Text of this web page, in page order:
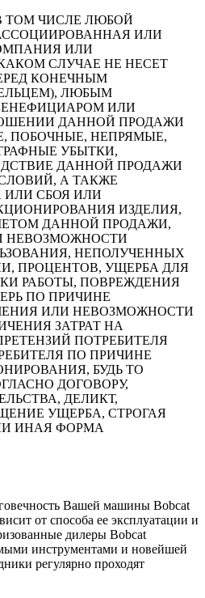
ТОМ ЧИСЛЕ ЛЮБОЙ
ИЛИ
ИЛИ
СЛУЧАЕ НЕ НЕСЕТ
КОНЕЧНЫМ
ЛЮБЫМ
ИЛИ
ДАННОЙ ПРОДАЖИ
ПОБОЧНЫЕ, НЕПРЯМЫЕ,
УБЫТКИ,
ДАННОЙ ПРОДАЖИ
А ТАКЖЕ
ИЛИ СБОЯ ИЛИ
ИЗДЕЛИЯ,
ДАННОЙ ПРОДАЖИ,
НЕВОЗМОЖНОСТИ
НЕПОЛУЧЕННЫХ
ПРОЦЕНТОВ, УЩЕРБА ДЛЯ
РАБОТЫ, ПОВРЕЖДЕНИЯ
ПО ПРИЧИНЕ
ИЛИ НЕВОЗМОЖНОСТИ
ЗАТРАТ НА
ПОТРЕБИТЕЛЯ
ПО ПРИЧИНЕ
БУДЬ ТО
ДОГОВОРУ,
ДЕЛИКТ,
УЩЕРБА, СТРОГАЯ
ИНАЯ ФОРМА
Вашей машины Bobcat
от способа ее эксплуатации и
дилеры Bobcat
инструментами и новейшей
регулярно проходят